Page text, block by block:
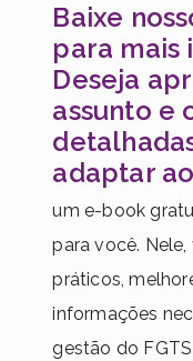
Baixe
para mais
Deseja
assunto e
adaptar
um e-book
para você.
práticos,
informações
gestão do